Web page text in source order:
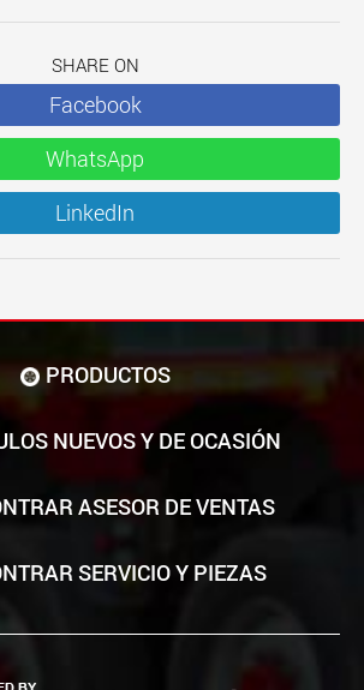
SHARE ON
Facebook
WhatsApp
LinkedIn
PRODUCTOS
NUEVOS Y DE OCASIÓN
ASESOR DE VENTAS
SERVICIO Y PIEZAS